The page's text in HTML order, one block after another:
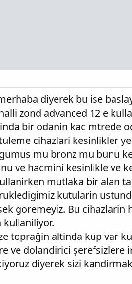
diyerek bu ise
zond advanced 12 e
bir odanin kac mtrede
cihazlari kesinlikler
mu bronz mu bunu
ve hacmini kesinlikle ve
mutlaka bir alan
kutularin
goremeyiz. Bu
kullaniliyor.
toprağin altinda kup var
ve dolandirici şerefsizlere
diyerek sizi